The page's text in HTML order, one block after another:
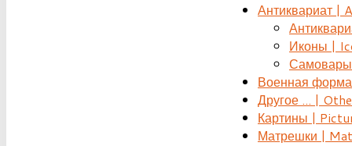
Антиквариат |
Иконы |
Военная
Другое ... |
Картины |
Матрешки |